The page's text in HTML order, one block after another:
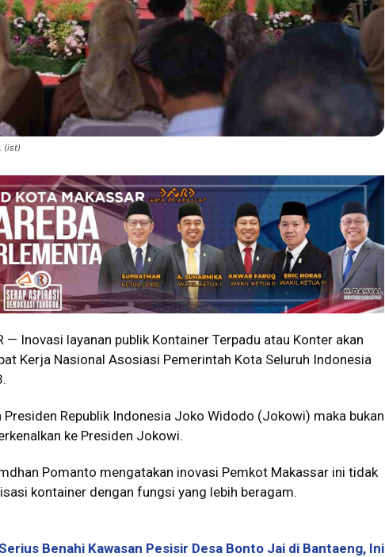
(ist)
— Inovasi layanan publik Kontainer Terpadu atau Konter akan
Kerja Nasional Asosiasi Pemerintah Kota Seluruh Indonesia
Presiden Republik Indonesia Joko Widodo (Jokowi) maka bukan
ke Presiden Jokowi.
Pomanto mengatakan inovasi Pemkot Makassar ini tidak
kontainer dengan fungsi yang lebih beragam.
Benahi Kawasan Pesisir Desa Bonto Jai di Bantaeng, Ini